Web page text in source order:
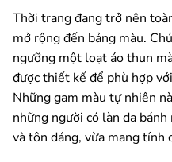
Thời trang đang trở nên
mở rộng đến bảng màu.
ngưỡng một loạt áo thun
được thiết kế để phù hợp
Những gam màu tự nhiên
những người có làn da
và tôn dáng, vừa mang tính